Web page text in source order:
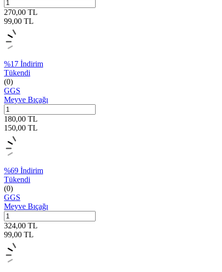
270,00 TL
99,00 TL
%17 İndirim
Tükendi
(0)
GGS
Meyve Bıçağı
180,00 TL
150,00 TL
%69 İndirim
Tükendi
(0)
GGS
Meyve Bıçağı
324,00 TL
99,00 TL